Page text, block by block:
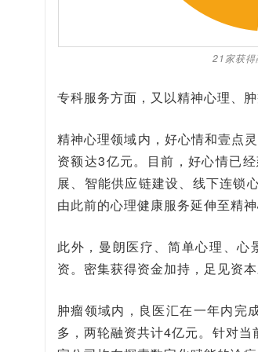
21家获得
专科服务方面，又以精神心理、
精神心理领域内，好心情和壹点
资额达3亿元。目前，好心情已
展、智能供应链建设、线下连锁
由此前的心理健康服务延伸至精
此外，曼朗医疗、简单心理、
资。密集获得资金加持，足见资
肿瘤领域内，良医汇在一年内完
多，两轮融资共计4亿元。针对